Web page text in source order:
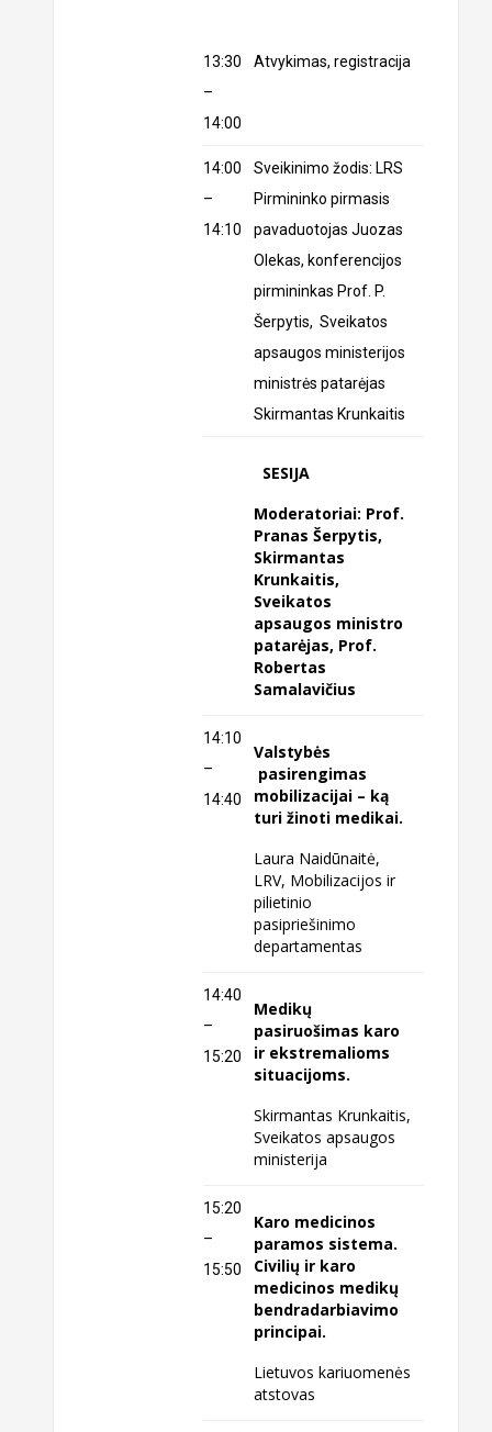
13:30
–
14:00
Atvykimas, registracija
14:00
–
14:10
Sveikinimo žodis: LRS
Pirmininko pirmasis
pavaduotojas Juozas
Olekas, konferencijos
pirmininkas Prof. P.
Šerpytis, Sveikatos
apsaugos ministerijos
ministrės patarėjas
Skirmantas Krunkaitis
SESIJA
Moderatoriai: Prof.
Pranas Šerpytis,
Skirmantas
Krunkaitis,
Sveikatos
apsaugos ministro
patarėjas, Prof.
Robertas
Samalavičius
14:10
–
14:40
Valstybės
pasirengimas
mobilizacijai – ką
turi žinoti medikai.
Laura Naidūnaitė,
LRV, Mobilizacijos ir
pilietinio
pasipriešinimo
departamentas
14:40
–
15:20
Medikų
pasiruošimas karo
ir ekstremalioms
situacijoms.
Skirmantas Krunkaitis,
Sveikatos apsaugos
ministerija
15:20
–
15:50
Karo medicinos
paramos sistema.
Civilių ir karo
medicinos medikų
bendradarbiavimo
principai.
Lietuvos kariuomenės
atstovas